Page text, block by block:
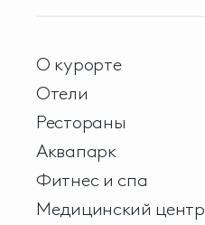
О курорте
Отели
Рестораны
Аквапарк
Фитнес и спа
Медицинский центр